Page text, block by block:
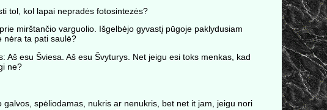
tol, kol lapai nepradės fotosintezės?
mirštančio varguolio. Išgelbėjo gyvastį pūgoje paklydusiam
nėra ta pati saulė?
esu Šviesa. Aš esu Švyturys. Net jeigu esi toks menkas, kad
ne?
spėliodamas, nukris ar nenukris, bet net it jam, jeigu nori